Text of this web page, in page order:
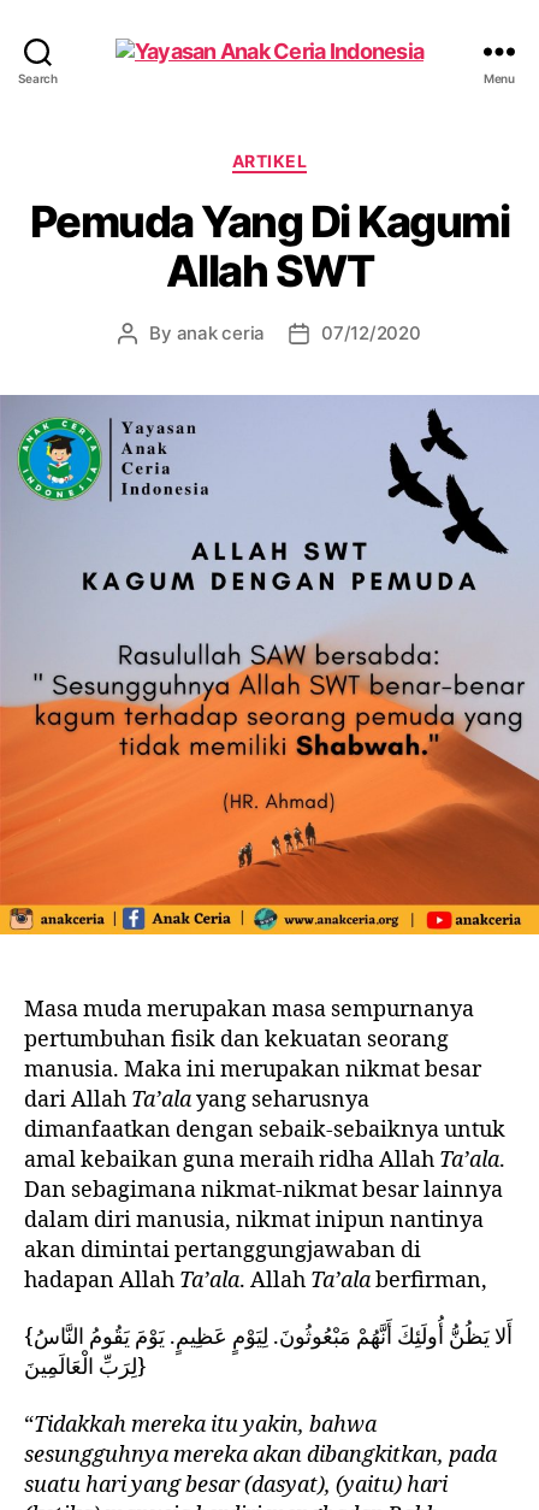
Search
Indonesia
Menu
Categories
ARTIKEL
Pemuda Yang Di Kagumi
Allah SWT
Post
By anak ceria
Post07/12/2020
Masa muda merupakan masa sempurnanya
pertumbuhan fisik dan kekuatan seorang
manusia. Maka ini merupakan nikmat besar
dari Allah Ta’alayang seharusnya
dimanfaatkan dengan sebaik-sebaiknya untuk
amal kebaikan guna meraih ridha Allah Ta’ala.
Dan sebagimana nikmat-nikmat besar lainnya
dalam diri manusia, nikmat inipun nantinya
akan dimintai pertanggungjawaban di
hadapan Allah Ta’ala. Allah Ta’alaberfirman,
{أَلا يَظُنُّ أُولَئِكَ أَنَّهُمْ مَبْعُوثُونَ. لِيَوْمٍ عَظِيمٍ. يَوْمَ يَقُومُ النَّاسُ
لِرَبِّ الْعَالَمِينَ}
“Tidakkah mereka itu yakin, bahwa
sesungguhnya mereka akan dibangkitkan, pada
suatu hari yang besar (dasyat), (yaitu) hari